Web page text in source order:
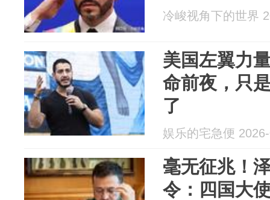
冷峻视角下的世界
美国左翼力
命前夜，只
了
娱乐的宅急便
毫无征兆！
令：四国大